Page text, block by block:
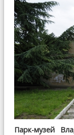
Парк-музей